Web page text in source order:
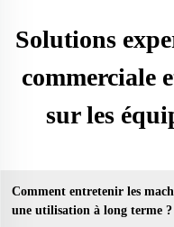
Solutions
commerciale
sur les
Comment entretenir les
une utilisation à long terme ?